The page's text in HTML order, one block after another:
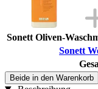
Sonett Oliven-
Sonett
Beide in den Warenkorb